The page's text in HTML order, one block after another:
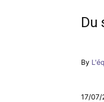
Du
By
17/07/